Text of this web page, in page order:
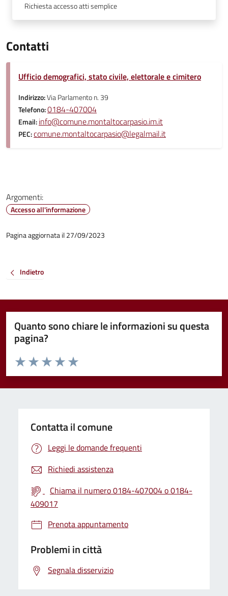
Richiesta accesso atti semplice
Contatti
Ufficio demografici, stato civile, elettorale e cimitero
Indirizzo:Via Parlamento n. 39
Telefono:0184-407004
Email:info@comune.montaltocarpasio.im.it
PEC:comune.montaltocarpasio@legalmail.it
Argomenti:
Accesso all'informazione
Pagina aggiornata il 27/09/2023
Indietro
Quanto sono chiare le informazioni su questa
pagina?
Valuta da 1 a 5 stelle la pagina
Valuta 5 stelle su 5
Valuta 4 stelle su 5
Valuta 3 stelle su 5
Valuta 2 stelle su 5
Valuta 1 stelle su 5
Contatta il comune
Leggi le domande frequenti
Richiedi assistenza
Chiama il numero 0184-407004 o 0184-
409017
Prenota appuntamento
Problemi in città
Segnala disservizio